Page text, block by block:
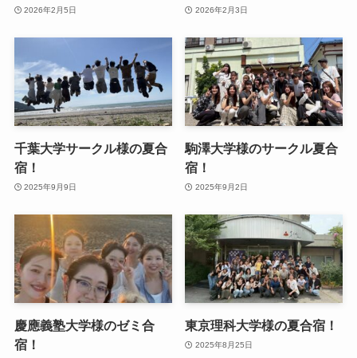
2026年2月5日 2026年2月3日
千葉大学サークル様の夏合
宿！
2025年9月9日
駒澤大学様のサークル夏合
宿！
2025年9月2日
慶應義塾大学様のゼミ合
宿！
東京理科大学様の夏合宿！
2025年8月25日